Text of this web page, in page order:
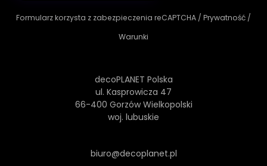
Formularz korzysta z zabezpieczenia reCAPTCHA / Prywatność /
Warunki
decoPLANET Polska
ul. Kasprowicza 47
66-400 Gorzów Wielkopolski
woj. lubuskie
biuro@decoplanet.pl